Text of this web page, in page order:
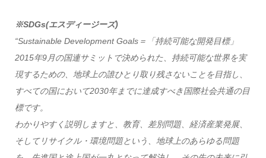
※SDGs(エスディージーズ)
“Sustainable Development Goals＝「持続可能な開発目標」
2015年9月の国連サミットで決められた、持続可能な世界を実
現するための、地球上の誰ひとり取り残さないことを目指し、
すべての国において2030年までに達成すべき国際社会共通の目
標です。
わかりやすく説明しますと、教育、差別問題、経済産業発展、
そしてリサイクル・環境問題という、地球上のあらゆる問題